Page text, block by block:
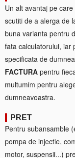
Un alt avantaj pe
scutiti de a alerga de
buna varianta pentru
fata calculatorului, iar
specificata de
FACTURA pentru
multumim pentru
dumneavoastra.
PRET
Pentru subansamble
pompa de injectie,
motor, suspensii...)